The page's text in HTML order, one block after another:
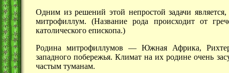
Одним из решений этой непростой задачи
митрофиллум. (Название рода происходит от
католического епископа.)
Родина митрофиллумов — Южная Африка,
западного побережья. Климат на их родине очень
частым туманам.